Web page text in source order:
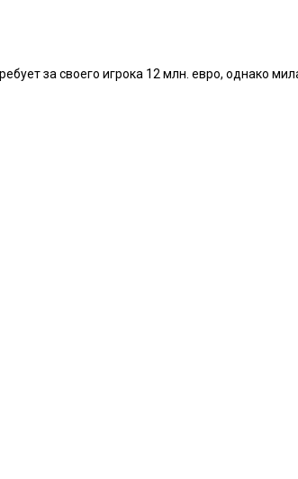
за своего игрока 12 млн. евро, однако